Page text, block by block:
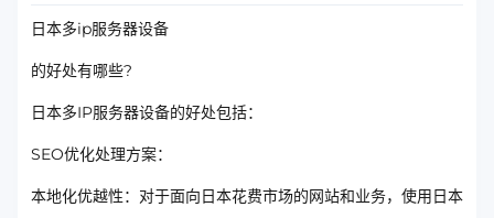
日本多ip服务器设备
的好处有哪些?
日本多IP服务器设备的好处包括：
SEO优化处理方案：
本地化优越性：对于面向日本花费市场的网站和业务，使用日本